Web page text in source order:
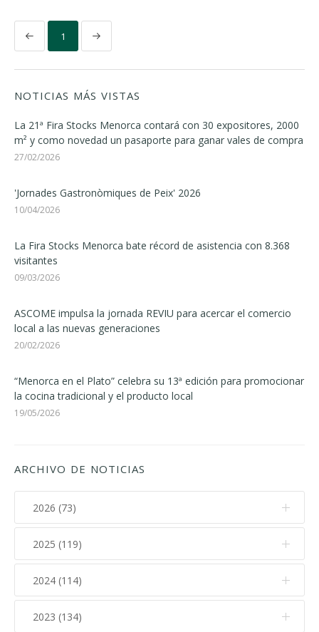
1
NOTICIAS MÁS VISTAS
La 21ª Fira Stocks Menorca contará con 30 expositores, 2000
m² y como novedad un pasaporte para ganar vales de compra
27/02/2026
'Jornades Gastronòmiques de Peix' 2026
10/04/2026
La Fira Stocks Menorca bate récord de asistencia con 8.368
visitantes
09/03/2026
ASCOME impulsa la jornada REVIU para acercar el comercio
local a las nuevas generaciones
20/02/2026
“Menorca en el Plato” celebra su 13ª edición para promocionar
la cocina tradicional y el producto local
19/05/2026
ARCHIVO DE NOTICIAS
2026 (73)
Agosto (2)
Julio (11)
Junio (7)
2025 (119)
Diciembre (12)
Noviembre (17)
2024 (114)
Diciembre (10)
2023 (134)